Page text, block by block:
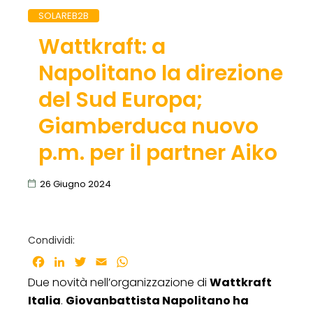
SOLAREB2B
Wattkraft: a
Napolitano la direzione
del Sud Europa;
Giamberduca nuovo
p.m. per il partner Aiko
26 Giugno 2024
Condividi:
Facebook
LinkedInTwitter
Email
Due novità nell’organizzazione di Wattkraft
Italia. Giovanbattista Napolitano ha